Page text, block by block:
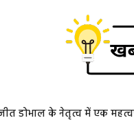
डोभाल के नेतृत्व में एक